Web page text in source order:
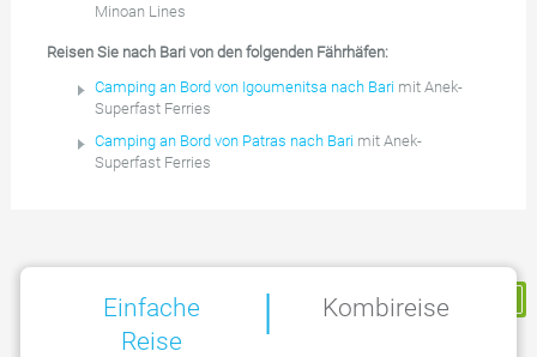
Minoan Lines
Reisen Sie nach Bari von den folgenden Fährhäfen:
Camping an Bord von Igoumenitsa nach Bari mit Anek-
Superfast Ferries
Camping an Bord von Patras nach Bari mit Anek-
Superfast Ferries
Meine Reservierung
Einfache
Reise
| Kombireise